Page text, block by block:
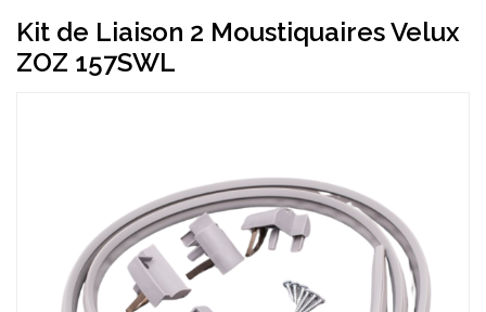
Kit de Liaison 2 Moustiquaires Velux
ZOZ 157SWL